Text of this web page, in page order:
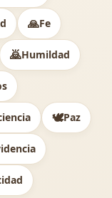
🙏Fe
🙇Humildad
🕊️Paz